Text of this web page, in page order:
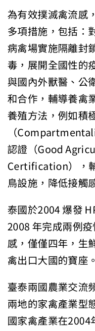
為有效撲滅禽流
多項措施，包括
病禽場實施隔離封
毒，展開全國性
與國內外獸醫、
和合作，輔導養
養殖方法，例如積
（
認證（Good
Certification），
鳥設施，降低接觸
泰國於2004 爆發
2008 年完成兩例
感，僅僅四年，
禽出口大國的寶座。
臺泰兩國農業交流
兩地的家禽產業
國家禽產業在